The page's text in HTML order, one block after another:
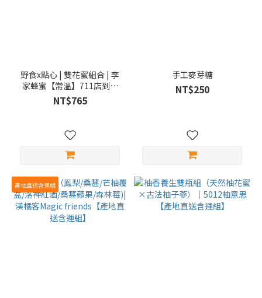
野食x點心 | 雙花蜜組合 | 李
家蜂蜜【常溫】711店到店
【產地直送含運組】【永續
挺農】
NT$765
手工麥芽糖
NT$250
產地直送含運組